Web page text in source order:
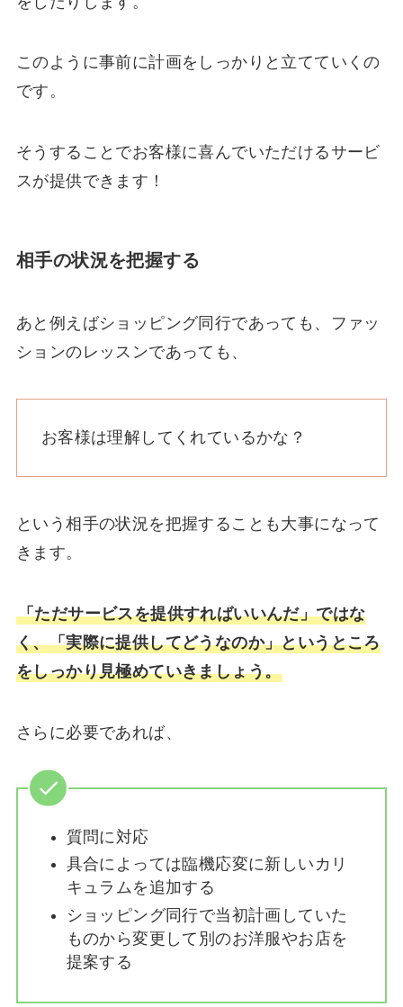
このように事前に計画をしっかりと立てていくの
です。
そうすることでお客様に喜んでいただけるサービ
スが提供できます！
相手の状況を把握する
あと例えばショッピング同行であっても、ファッ
ションのレッスンであっても、
お客様は理解してくれているかな？
という相手の状況を把握することも大事になって
きます。
「ただサービスを提供すればいいんだ」ではな
く、「実際に提供してどうなのか」というところ
をしっかり見極めていきましょう。
さらに必要であれば、
質問に対応
具合によっては臨機応変に新しいカリ
キュラムを追加する
ショッピング同行で当初計画していた
ものから変更して別のお洋服やお店を
提案する